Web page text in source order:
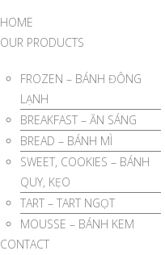
HOME
OUR PRODUCTS
FROZEN – BÁNH ĐÔNG
LẠNH
BREAKFAST – ĂN SÁNG
BREAD – BÁNH MÌ
SWEET, COOKIES – BÁNH
QUY, KẸO
TART – TART NGỌT
MOUSSE – BÁNH KEM
CONTACT